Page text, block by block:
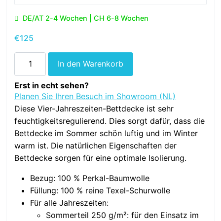
DE/AT 2-4 Wochen | CH 6-8 Wochen
€125
Texel
Comfort,
Wolle,
4-
Jahreszeiten
Menge
In den Warenkorb
Erst in echt sehen?
Planen Sie Ihren Besuch im Showroom (NL)
Diese Vier-Jahreszeiten-Bettdecke ist sehr
feuchtigkeitsregulierend. Dies sorgt dafür, dass die
Bettdecke im Sommer schön luftig und im Winter
warm ist. Die natürlichen Eigenschaften der
Bettdecke sorgen für eine optimale Isolierung.
Bezug: 100 % Perkal-Baumwolle
Füllung: 100 % reine Texel-Schurwolle
Für alle Jahreszeiten:
Sommerteil 250 g/m²: für den Einsatz im